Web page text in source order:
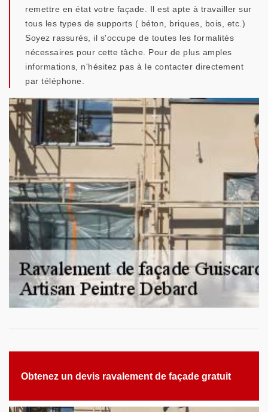
remettre en état votre façade. Il est apte à travailler sur
tous les types de supports ( béton, briques, bois, etc.)
Soyez rassurés, il s'occupe de toutes les formalités
nécessaires pour cette tâche. Pour de plus amples
informations, n'hésitez pas à le contacter directement
par téléphone.
Obtenez un devis ravalement de façade gratuit